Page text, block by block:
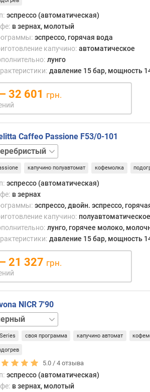
эспрессо (автоматическая)
в зернах, молотый
эспрессо, горячая вода
капучино: автоматическое
лунго
давление 15 бар, мощность
32 601 грн.
Caffeo Passione F53/0-101
капучино полуавтомат кофемолка
эспрессо (автоматическая)
в зернах
эспрессо, двойн. эспрессо,
капучино: полуавтоматическое
лунго, горячее молоко,
давление 15 бар, мощность
21 327 грн.
NICR 7'90
своя программа капучино автомат
5.0 /4 отзыва
эспрессо (автоматическая)
в зернах, молотый